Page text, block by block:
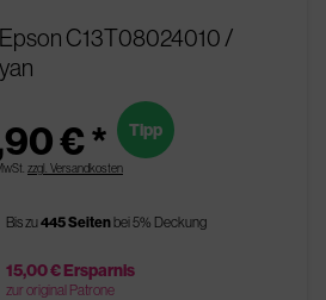
C13T08024010 /
€ *
zzgl. Versandkosten
Tipp
Bis zu445 Seitenbei 5% Deckung
15,00 € Ersparnis
zur original Patrone